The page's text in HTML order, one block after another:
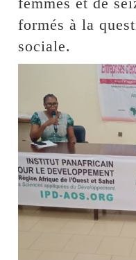
formés à la
sociale.